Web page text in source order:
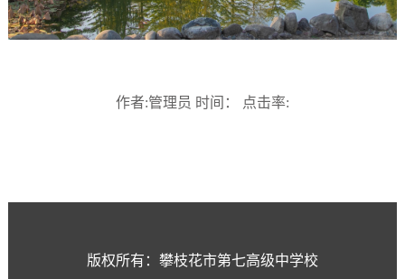
作者:管理员 时间： 点击率:
版权所有：攀枝花市第七高级中学校